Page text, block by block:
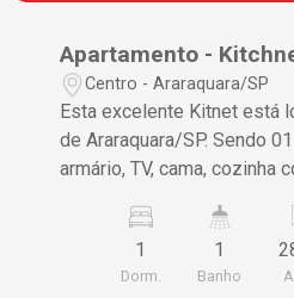
Apartamento -
Centro - Araraquara/SP
Esta excelente Kitnet está
de Araraquara/SP. Sendo
armário, TV, cama, cozinha
essa oportunidade,
1
Dorm.
1
Banho